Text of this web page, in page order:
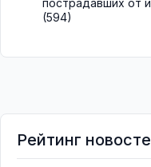
(594)
Рейтинг